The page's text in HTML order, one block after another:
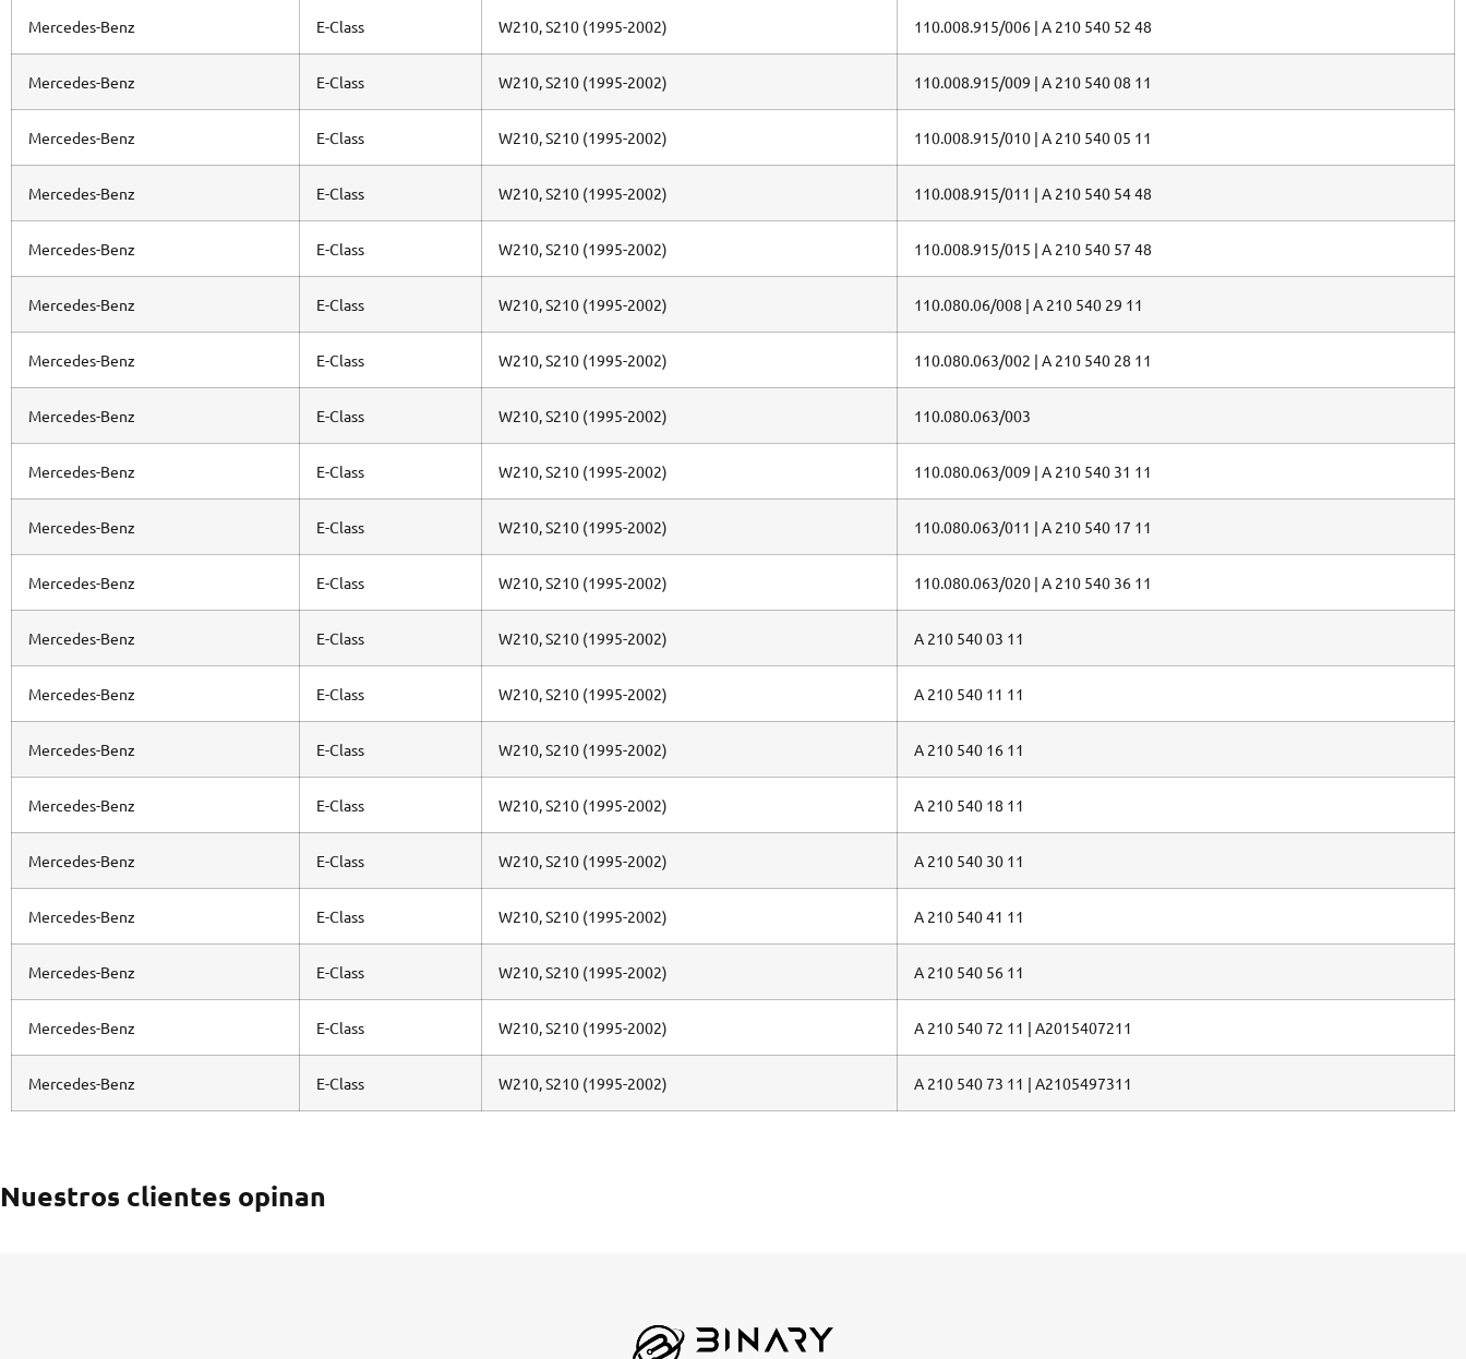
Mercedes-Benz E-Class W210, S210 (1995-2002) 110.008.915/006 | A 210 540 52 48
Mercedes-Benz E-Class W210, S210 (1995-2002) 110.008.915/009 | A 210 540 08 11
Mercedes-Benz E-Class W210, S210 (1995-2002) 110.008.915/010 | A 210 540 05 11
Mercedes-Benz E-Class W210, S210 (1995-2002) 110.008.915/011 | A 210 540 54 48
Mercedes-Benz E-Class W210, S210 (1995-2002) 110.008.915/015 | A 210 540 57 48
Mercedes-Benz E-Class W210, S210 (1995-2002) 110.080.06/008 | A 210 540 29 11
Mercedes-Benz E-Class W210, S210 (1995-2002) 110.080.063/002 | A 210 540 28 11
Mercedes-Benz E-Class W210, S210 (1995-2002) 110.080.063/003
Mercedes-Benz E-Class W210, S210 (1995-2002) 110.080.063/009 | A 210 540 31 11
Mercedes-Benz E-Class W210, S210 (1995-2002) 110.080.063/011 | A 210 540 17 11
Mercedes-Benz E-Class W210, S210 (1995-2002) 110.080.063/020 | A 210 540 36 11
Mercedes-Benz E-Class W210, S210 (1995-2002) A 210 540 03 11
Mercedes-Benz E-Class W210, S210 (1995-2002) A 210 540 11 11
Mercedes-Benz E-Class W210, S210 (1995-2002) A 210 540 16 11
Mercedes-Benz E-Class W210, S210 (1995-2002) A 210 540 18 11
Mercedes-Benz E-Class W210, S210 (1995-2002) A 210 540 30 11
Mercedes-Benz E-Class W210, S210 (1995-2002) A 210 540 41 11
Mercedes-Benz E-Class W210, S210 (1995-2002) A 210 540 56 11
Mercedes-Benz E-Class W210, S210 (1995-2002) A 210 540 72 11 | A2015407211
Mercedes-Benz E-Class W210, S210 (1995-2002) A 210 540 73 11 | A2105497311
Nuestros clientes opinan